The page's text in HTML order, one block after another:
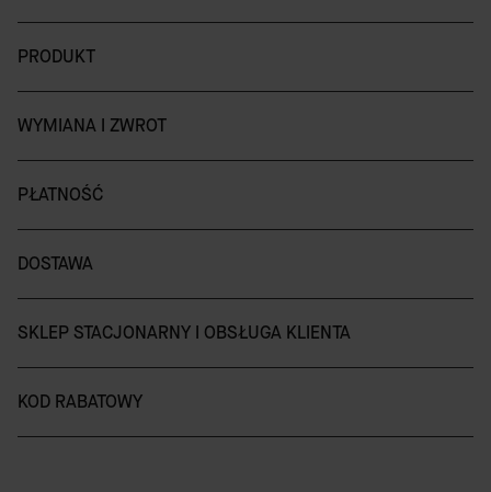
PRODUKT
WYMIANA I ZWROT
PŁATNOŚĆ
DOSTAWA
SKLEP STACJONARNY I OBSŁUGA KLIENTA
KOD RABATOWY